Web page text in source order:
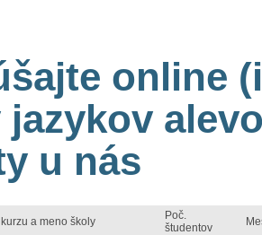
online
jazykov
u nás
a meno školy
Poč.
študentov